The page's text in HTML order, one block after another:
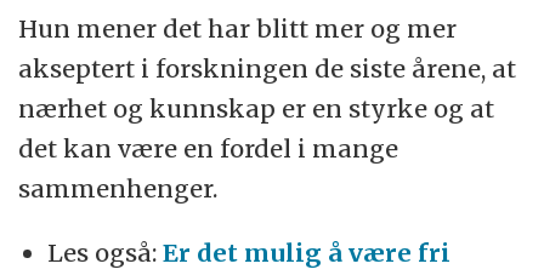
Hun mener det har blitt mer og mer
akseptert i forskningen de siste årene, at
nærhet og kunnskap er en styrke og at
det kan være en fordel i mange
sammenhenger.
Les også:Er det mulig å være fri